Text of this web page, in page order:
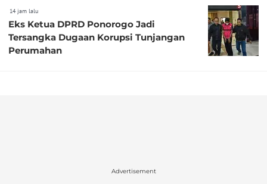
14 jam lalu
Eks Ketua DPRD Ponorogo Jadi
Tersangka Dugaan Korupsi Tunjangan
Perumahan
Advertisement